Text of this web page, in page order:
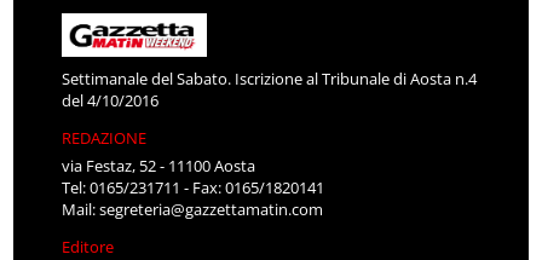
Settimanale del Sabato. Iscrizione al Tribunale di Aosta n.4
del 4/10/2016
REDAZIONE
via Festaz, 52 - 11100 Aosta
Tel: 0165/231711 - Fax: 0165/1820141
Mail:segreteria@gazzettamatin.com
Editore